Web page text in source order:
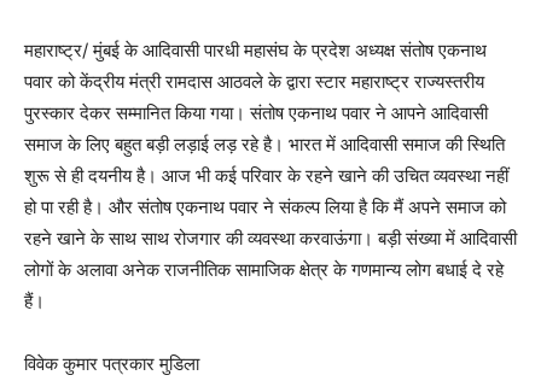
महाराष्ट्र/ मुंबई के आदिवासी पारधी महासंघ के प्रदेश अध्यक्ष संतोष एकनाथ
पवार को केंद्रीय मंत्री रामदास आठवले के द्वारा स्टार महाराष्ट्र राज्यस्तरीय
पुरस्कार देकर सम्मानित किया गया। संतोष एकनाथ पवार ने आपने आदिवासी
समाज के लिए बहुत बड़ी लड़ाई लड़ रहे है। भारत में आदिवासी समाज की स्थिति
शुरू से ही दयनीय है। आज भी कई परिवार के रहने खाने की उचित व्यवस्था नहीं
हो पा रही है। और संतोष एकनाथ पवार ने संकल्प लिया है कि मैं अपने समाज को
रहने खाने के साथ साथ रोजगार की व्यवस्था करवाऊंगा। बड़ी संख्या में आदिवासी
लोगों के अलावा अनेक राजनीतिक सामाजिक क्षेत्र के गणमान्य लोग बधाई दे रहे
हैं।
विवेक कुमार पत्रकार मुडिला